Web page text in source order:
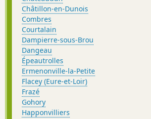
Châtillon-en-Dunois
Combres
Courtalain
Dampierre-sous-Brou
Dangeau
Épeautrolles
Ermenonville-la-Petite
Flacey (Eure-et-Loir)
Frazé
Gohory
Happonvilliers